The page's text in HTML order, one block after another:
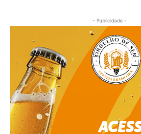
- Publicidade -